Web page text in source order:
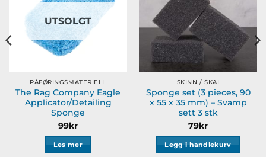
UTSOLGT
PÅFØRINGSMATERIELL
The Rag Company Eagle
Applicator/Detailing
Sponge
99kr
Les mer
SKINN / SKAI
Sponge set (3 pieces, 90
x 55 x 35 mm) – Svamp
sett 3 stk
79kr
Legg i handlekurv